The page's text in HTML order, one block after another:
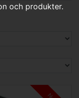
och produkter.